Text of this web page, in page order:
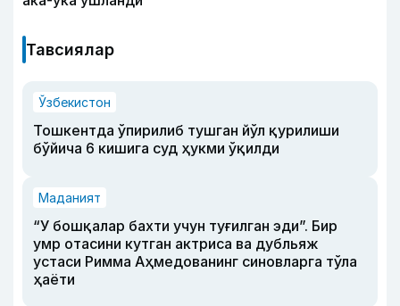
Тавсиялар
Ўзбекистон
Тошкентда ўпирилиб тушган йўл қурилиши
бўйича 6 кишига суд ҳукми ўқилди
Маданият
“У бошқалар бахти учун туғилган эди”. Бир
умр отасини кутган актриса ва дубльяж
устаси Римма Аҳмедованинг синовларга тўла
ҳаёти